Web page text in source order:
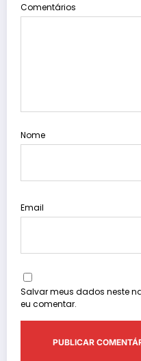
Comentários
Nome
Email
Salvar meus dados neste
eu comentar.